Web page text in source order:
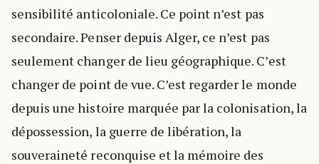
sensibilité anticoloniale. Ce point n’est pas
secondaire. Penser depuis Alger, ce n’est pas
seulement changer de lieu géographique. C’est
changer de point de vue. C’est regarder le monde
depuis une histoire marquée par la colonisation, la
dépossession, la guerre de libération, la
souveraineté reconquise et la mémoire des